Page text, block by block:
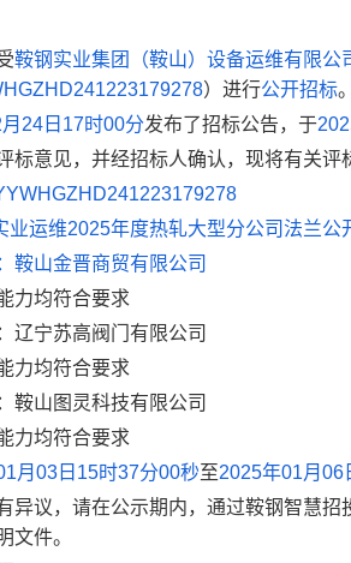
鞍钢实业集团（鞍山）设备运维有限公
） 进行公开招标
月 24 日 17时00分发布了招标公告，于
标意见，并经招标人确认，现将有关评
业运维2025年度热轧大型分公司法兰公
鞍山金晋商贸有限公司
力均符合要求
辽宁苏高阀门有限公司
力均符合要求
鞍山图灵科技有限公司
力均符合要求
月 03 日 15时37分00秒至2025年01月 06
异议，请在公示期内， 通过鞍钢智慧招
文件。